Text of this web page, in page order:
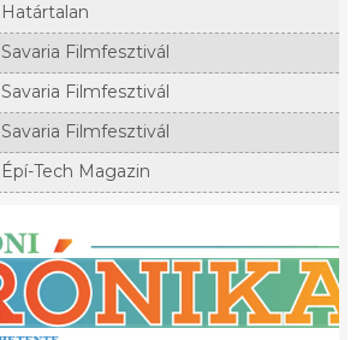
Határtalan
Savaria Filmfesztivál
Savaria Filmfesztivál
Savaria Filmfesztivál
Épí-Tech Magazin